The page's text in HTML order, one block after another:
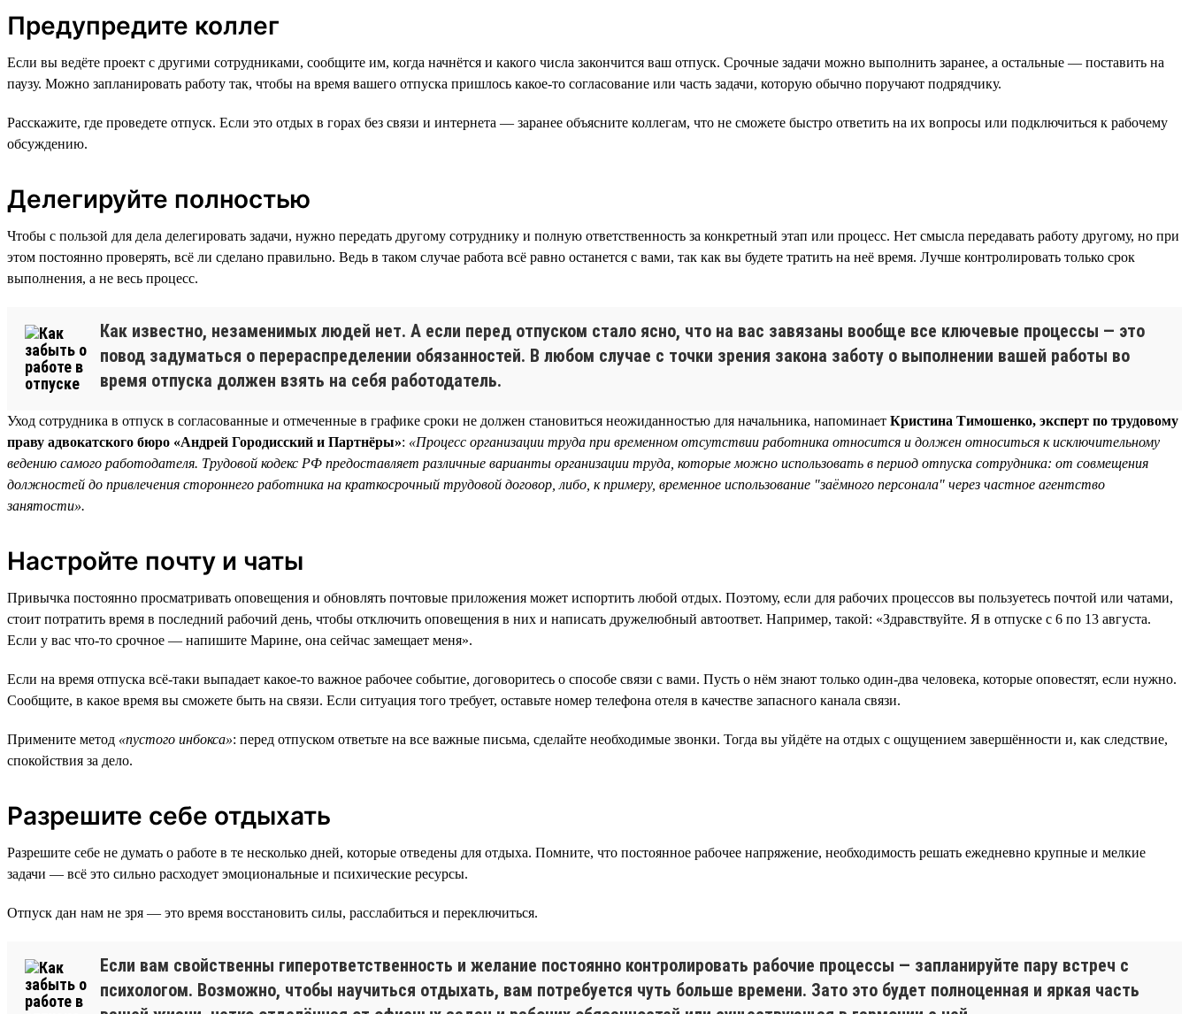
Предупредите коллег
Если вы ведёте проект с другими сотрудниками, сообщите им, когда начнётся и какого числа закончится ваш отпуск. Срочные задачи можно выполнить заранее, а остальные — поставить на
паузу. Можно запланировать работу так, чтобы на время вашего отпуска пришлось какое-то согласование или часть задачи, которую обычно поручают подрядчику.
Расскажите, где проведете отпуск. Если это отдых в горах без связи и интернета — заранее объясните коллегам, что не сможете быстро ответить на их вопросы или подключиться к рабочему
обсуждению.
Делегируйте полностью
Чтобы с пользой для дела делегировать задачи, нужно передать другому сотруднику и полную ответственность за конкретный этап или процесс. Нет смысла передавать работу другому, но при
этом постоянно проверять, всё ли сделано правильно. Ведь в таком случае работа всё равно останется с вами, так как вы будете тратить на неё время. Лучше контролировать только срок
выполнения, а не весь процесс.
Как известно, незаменимых людей нет. А если перед отпуском стало ясно, что на вас завязаны вообще все ключевые процессы — это
повод задуматься о перераспределении обязанностей. В любом случае с точки зрения закона заботу о выполнении вашей работы во
время отпуска должен взять на себя работодатель.
Уход сотрудника в отпуск в согласованные и отмеченные в графике сроки не должен становиться неожиданностью для начальника, напоминает Кристина Тимошенко, эксперт по трудовому
праву адвокатского бюро «Андрей Городисский и Партнёры»: «Процесс организации труда при временном отсутствии работника относится и должен относиться к исключительному
ведению самого работодателя. Трудовой кодекс РФ предоставляет различные варианты организации труда, которые можно использовать в период отпуска сотрудника: от совмещения
должностей до привлечения стороннего работника на краткосрочный трудовой договор, либо, к примеру, временное использование "заёмного персонала" через частное агентство
занятости».
Настройте почту и чаты
Привычка постоянно просматривать оповещения и обновлять почтовые приложения может испортить любой отдых. Поэтому, если для рабочих процессов вы пользуетесь почтой или чатами,
стоит потратить время в последний рабочий день, чтобы отключить оповещения в них и написать дружелюбный автоответ. Например, такой: «Здравствуйте. Я в отпуске с 6 по 13 августа.
Если у вас что-то срочное — напишите Марине, она сейчас замещает меня».
Если на время отпуска всё-таки выпадает какое-то важное рабочее событие, договоритесь о способе связи с вами. Пусть о нём знают только один-два человека, которые оповестят, если нужно.
Сообщите, в какое время вы сможете быть на связи. Если ситуация того требует, оставьте номер телефона отеля в качестве запасного канала связи.
Примените метод «пустого инбокса»: перед отпуском ответьте на все важные письма, сделайте необходимые звонки. Тогда вы уйдёте на отдых с ощущением завершённости и, как следствие,
спокойствия за дело.
Разрешите себе отдыхать
Разрешите себе не думать о работе в те несколько дней, которые отведены для отдыха. Помните, что постоянное рабочее напряжение, необходимость решать ежедневно крупные и мелкие
задачи — всё это сильно расходует эмоциональные и психические ресурсы.
Отпуск дан нам не зря — это время восстановить силы, расслабиться и переключиться.
Если вам свойственны гиперответственность и желание постоянно контролировать рабочие процессы — запланируйте пару встреч с
психологом. Возможно, чтобы научиться отдыхать, вам потребуется чуть больше времени. Зато это будет полноценная и яркая часть